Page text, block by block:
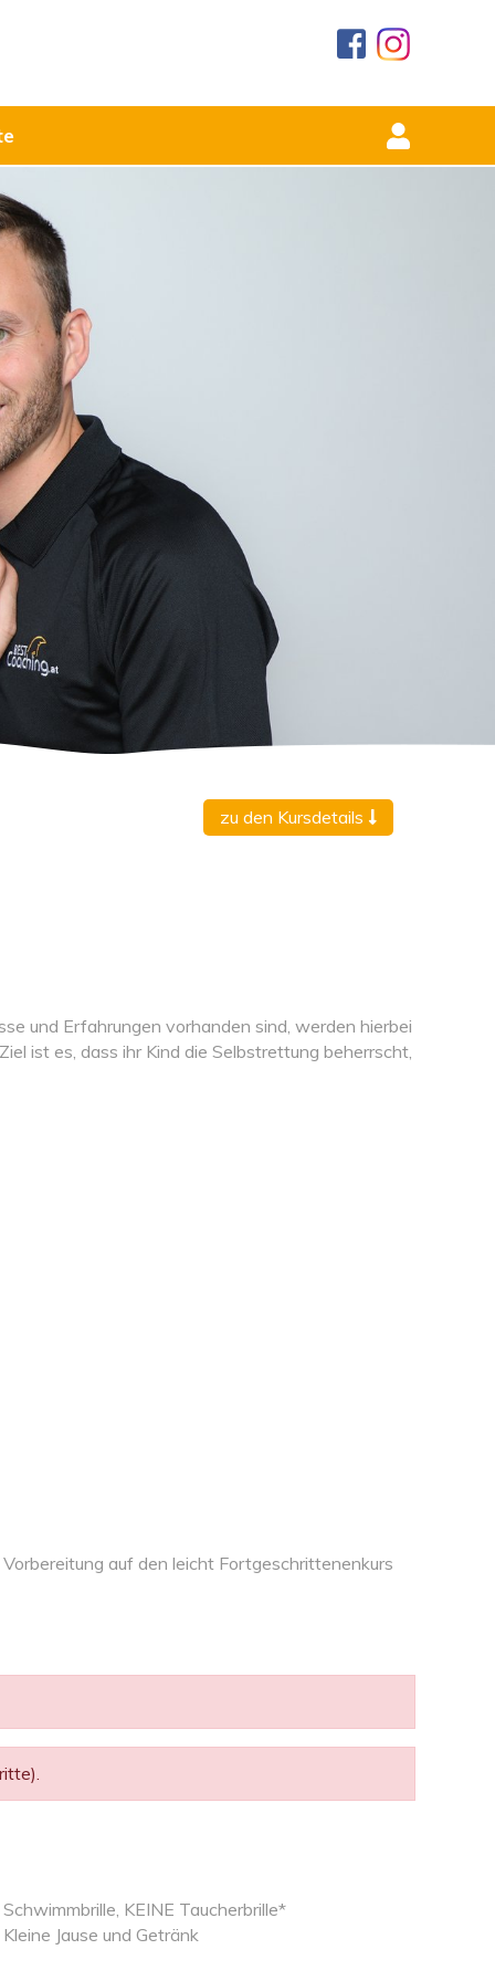
zu den Kursdetails
und Erfahrungen vorhanden sind, werden hierbei
ist es, dass ihr Kind die Selbstrettung beherrscht,
Vorbereitung auf den leicht Fortgeschrittenenkurs
Schwimmbrille, KEINE Taucherbrille*
Kleine Jause und Getränk